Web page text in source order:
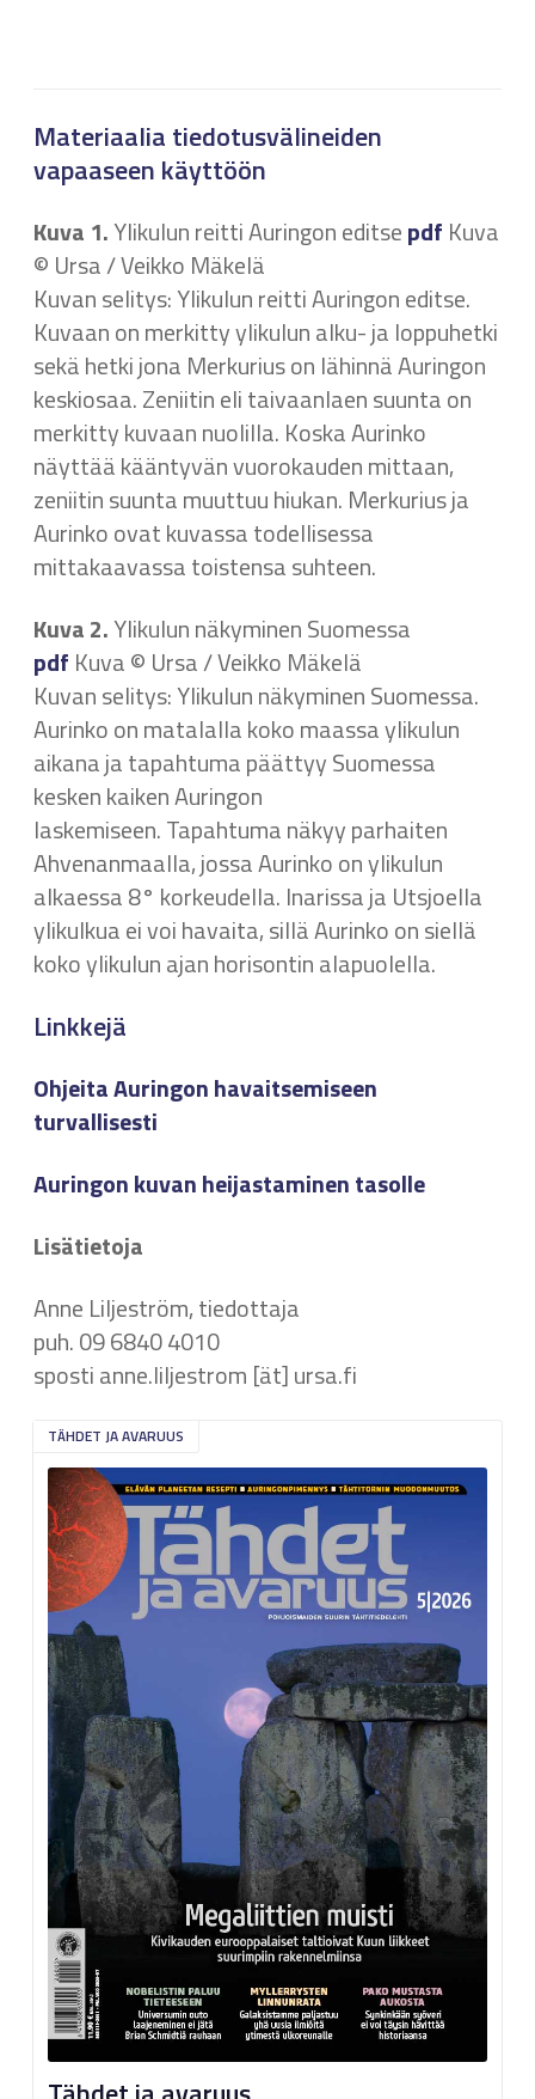
Materiaalia tiedotusvälineiden
vapaaseen käyttöön
Kuva 1.Ylikulun reitti Auringon editsepdf Kuva
© Ursa / Veikko Mäkelä
Kuvan selitys: Ylikulun reitti Auringon editse.
Kuvaan on merkitty ylikulun alku- ja loppuhetki
sekä hetki jona Merkurius on lähinnä Auringon
keskiosaa. Zeniitin eli taivaanlaen suunta on
merkitty kuvaan nuolilla. Koska Aurinko
näyttää kääntyvän vuorokauden mittaan,
zeniitin suunta muuttuu hiukan. Merkurius ja
Aurinko ovat kuvassa todellisessa
mittakaavassa toistensa suhteen.
Kuva 2.Ylikulun näkyminen Suomessa
pdf Kuva © Ursa / Veikko Mäkelä
Kuvan selitys: Ylikulun näkyminen Suomessa.
Aurinko on matalalla koko maassa ylikulun
aikana ja tapahtuma päättyy Suomessa
kesken kaiken Auringon
laskemiseen. Tapahtuma näkyy parhaiten
Ahvenanmaalla, jossa Aurinko on ylikulun
alkaessa 8° korkeudella. Inarissa ja Utsjoella
ylikulkua ei voi havaita, sillä Aurinko on siellä
koko ylikulun ajan horisontin alapuolella.
Linkkejä
Ohjeita Auringon havaitsemiseen
turvallisesti
Auringon kuvan heijastaminen tasolle
Lisätietoja
Anne Liljeström, tiedottaja
puh. 09 6840 4010
sposti anne.liljestrom [ät] ursa.fi
TÄHDET JA AVARUUS